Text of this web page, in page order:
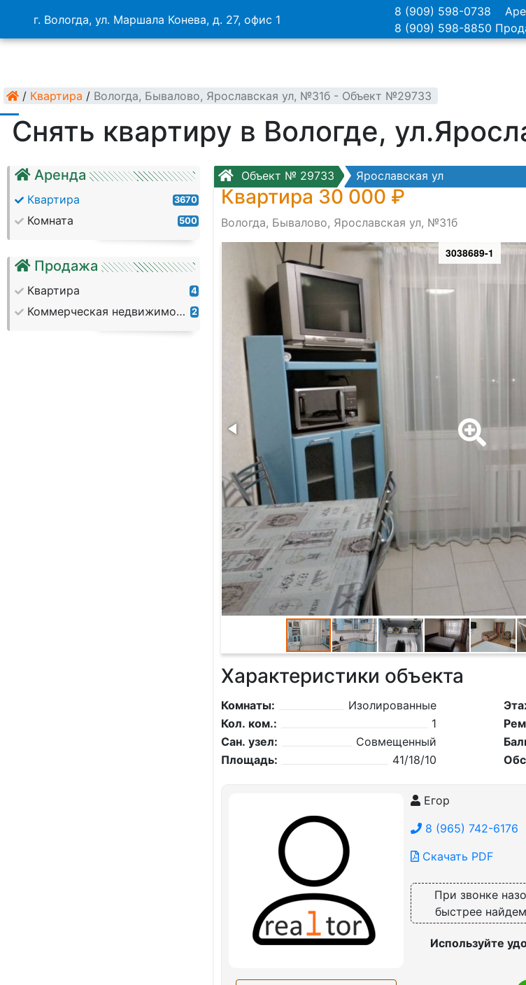
г. Вологда, ул. Маршала Конева, д. 27, офис 1
8 (909) 598-0738
8 (909) 598-8850
/ Квартира / Вологда, Бывалово, Ярославская ул, №31б - Объект №29733
Снять квартиру в Вологде,
Аренда
Квартира 3670
Комната 500
Продажа
Квартира 4
Коммерческая недвижимость 2
Объект № 29733 Ярославская ул
Квартира 30 000 ₽
Вологда, Бывалово, Ярославская ул, №31б
3038689-1
Характеристики объекта
Комнаты:
Изолированные
Кол. ком.:
1
Сан. узел:
Совмещенный
Площадь:
41/18/10
Егор
8 (965) 742-6176
Скачать PDF
При звонке
быстрее
Используйте